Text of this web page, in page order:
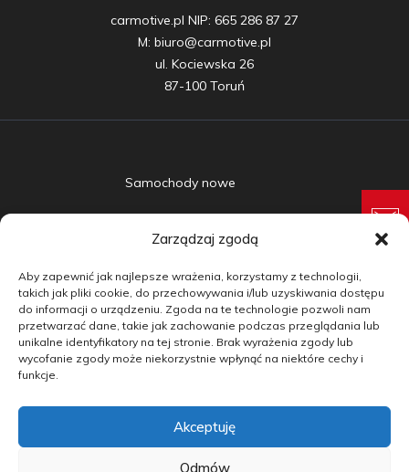
Zarządzaj zgodą
Aby zapewnić jak najlepsze wrażenia, korzystamy z technologii,
takich jak pliki cookie, do przechowywania i/lub uzyskiwania dostępu
do informacji o urządzeniu. Zgoda na te technologie pozwoli nam
przetwarzać dane, takie jak zachowanie podczas przeglądania lub
unikalne identyfikatory na tej stronie. Brak wyrażenia zgody lub
wycofanie zgody może niekorzystnie wpłynąć na niektóre cechy i
funkcje.
Akceptuję
Odmów
carmotive.pl NIP: 665 286 87 27
M: biuro@carmotive.pl
ul. Kociewska 26
87-100 Toruń
Samochody nowe
Samochody używane
Doradztwo
Finansowanie
Kontakt
copyright by carmotive.pl 2026©